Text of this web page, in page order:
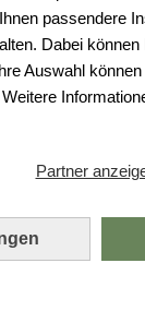
passendere
Dabei
Auswahl
Partner